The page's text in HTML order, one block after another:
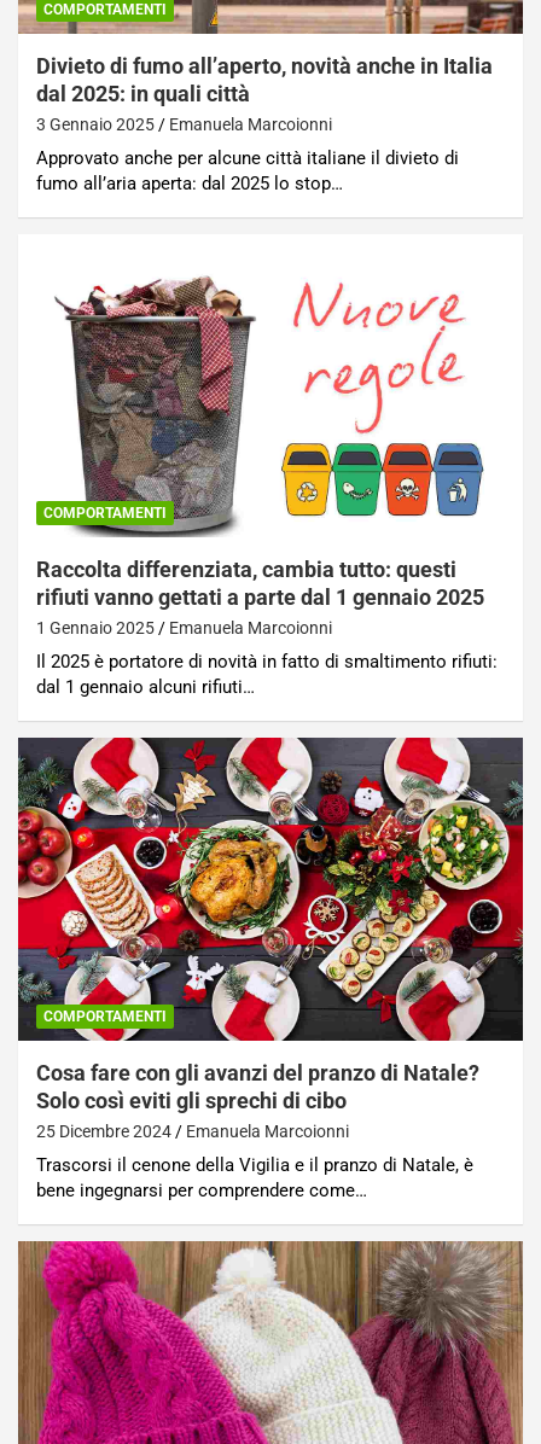
COMPORTAMENTI
Divieto di fumo all’aperto, novità anche in Italia
dal 2025: in quali città
3 Gennaio 2025 Emanuela Marcoionni
Approvato anche per alcune città italiane il divieto di
fumo all’aria aperta: dal 2025 lo stop…
COMPORTAMENTI
Raccolta differenziata, cambia tutto: questi
rifiuti vanno gettati a parte dal 1 gennaio 2025
1 Gennaio 2025 Emanuela Marcoionni
Il 2025 è portatore di novità in fatto di smaltimento rifiuti:
dal 1 gennaio alcuni rifiuti…
COMPORTAMENTI
Cosa fare con gli avanzi del pranzo di Natale?
Solo così eviti gli sprechi di cibo
25 Dicembre 2024 Emanuela Marcoionni
Trascorsi il cenone della Vigilia e il pranzo di Natale, è
bene ingegnarsi per comprendere come…